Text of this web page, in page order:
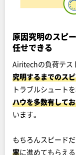
原因究明のスピ
任せできる
Airitechの負荷テス
究明するまでのス
トラブルシュート
ハウを多数有して
います。
もちろんスピードだ
寧に進めてもらえる